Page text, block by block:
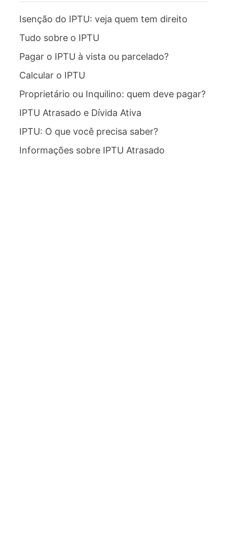
Isenção do IPTU: veja quem tem direito
Tudo sobre o IPTU
Pagar o IPTU à vista ou parcelado?
Calcular o IPTU
Proprietário ou Inquilino: quem deve pagar?
IPTU Atrasado e Dívida Ativa
IPTU: O que você precisa saber?
Informações sobre IPTU Atrasado